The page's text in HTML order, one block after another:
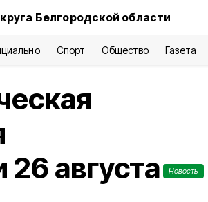
Белгородской области
Спорт Общество Газета
августа
Новость